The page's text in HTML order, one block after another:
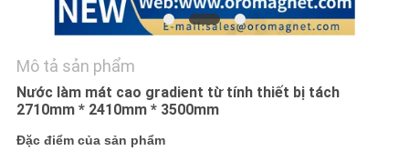
THỨC
CÁC
TRƯỜNG
HỢP
Mô tả sản phẩm
Nước làm mát cao gradient từ tính thiết bị tách
2710mm * 2410mm * 3500mm
Đặc điểm của sản phẩm